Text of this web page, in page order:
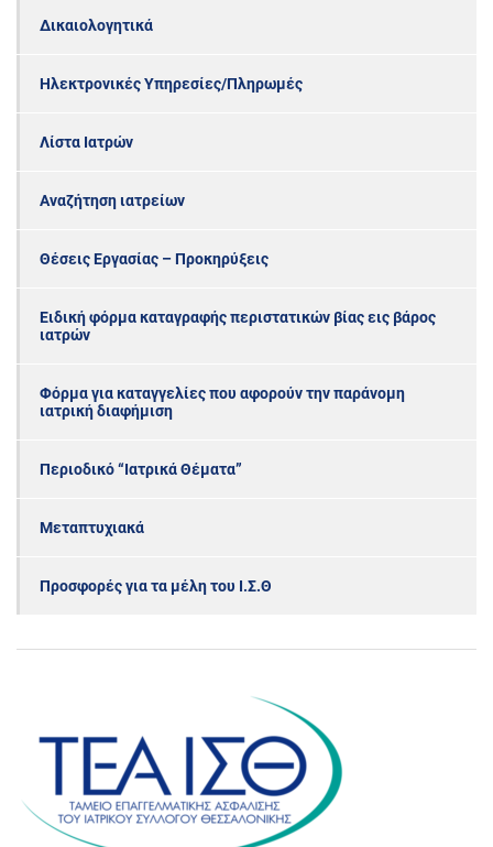
Δικαιολογητικά
Ηλεκτρονικές Υπηρεσίες/Πληρωμές
Λίστα Ιατρών
Αναζήτηση ιατρείων
Θέσεις Εργασίας – Προκηρύξεις
Ειδική φόρμα καταγραφής περιστατικών βίας εις βάρος
ιατρών
Φόρμα για καταγγελίες που αφορούν την παράνομη
ιατρική διαφήμιση
Περιοδικό “Ιατρικά Θέματα”
Μεταπτυχιακά
Προσφορές για τα μέλη του Ι.Σ.Θ